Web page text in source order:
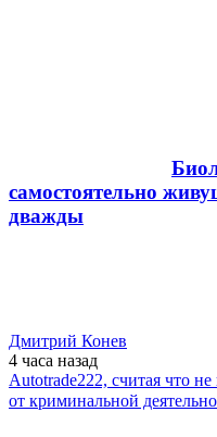
самостоятельно
дважды
Дмитрий Конев
4 часа назад
Autotrade222, считая что
от криминальной